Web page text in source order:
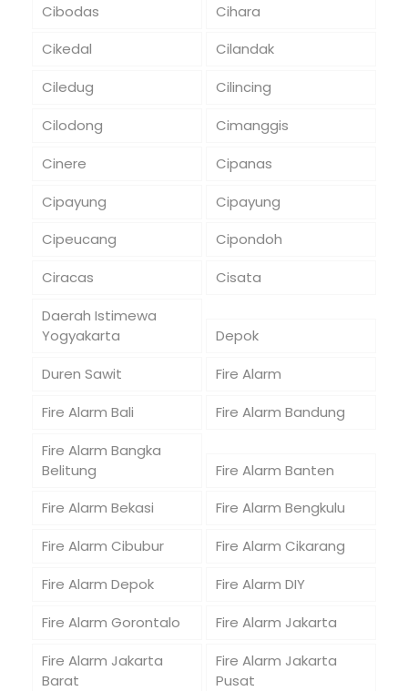
Cibodas
Cihara
Cikedal
Cilandak
Ciledug
Cilincing
Cilodong
Cimanggis
Cinere
Cipanas
Cipayung
Cipayung
Cipeucang
Cipondoh
Ciracas
Cisata
Daerah Istimewa
Yogyakarta
Depok
Duren Sawit
Fire Alarm
Fire Alarm Bali
Fire Alarm Bandung
Fire Alarm Bangka
Belitung
Fire Alarm Banten
Fire Alarm Bekasi
Fire Alarm Bengkulu
Fire Alarm Cibubur
Fire Alarm Cikarang
Fire Alarm Depok
Fire Alarm DIY
Fire Alarm Gorontalo
Fire Alarm Jakarta
Fire Alarm Jakarta
Barat
Fire Alarm Jakarta
Pusat